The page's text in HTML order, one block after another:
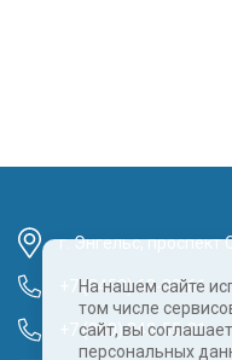
На нашем сайте
том числе
сайт, вы
персональных
г. Энгельс, проспект
+7 (8452) 68-00-61
+7 (960) 343-55-81